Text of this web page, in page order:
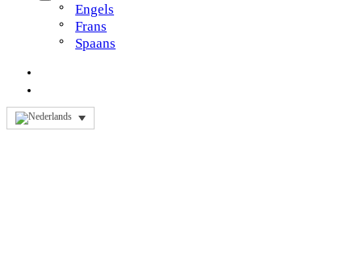
Engels
Frans
Spaans